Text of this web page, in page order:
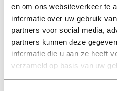
en om ons websiteverkeer te
informatie over uw gebruik
partners voor social media,
partners kunnen deze
informatie die u aan ze heeft
verzameld op basis van uw
zogenaamdestudentenpact.
Deverenigingenbeloven
vereniging aan de slag te
seksueel
cultuurverandering.